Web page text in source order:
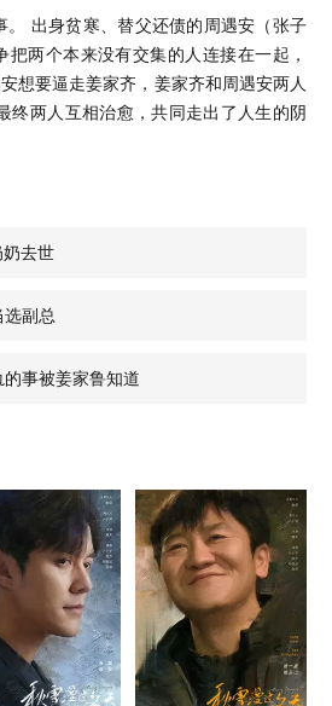
出身贫寒、替父还债的周遇安（张子
两个本来没有交集的人连接在一起，
想要逼走姜家齐，姜家齐和周遇安两人
终两人互相治愈，共同走出了人生的阴
去世
副总
事被姜家鲁知道